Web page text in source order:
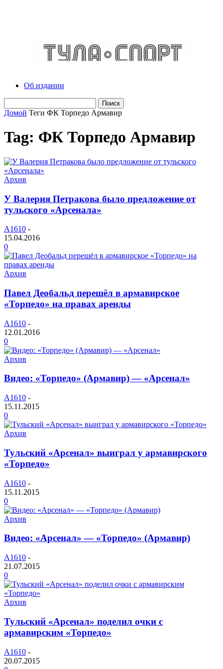
Об издании
Домой Теги ФК Торпедо Армавир
Tag: ФК Торпедо Армавир
Архив
У Валерия Петракова было предложение от
тульского «Арсенала»
A1610 -
15.04.2016
0
Архив
Павел Деобальд перешёл в армавирское
«Торпедо» на правах аренды
A1610 -
12.01.2016
0
Архив
Видео: «Торпедо» (Армавир) — «Арсенал»
A1610 -
15.11.2015
0
Архив
Тульский «Арсенал» выиграл у армавирского
«Торпедо»
A1610 -
15.11.2015
0
Архив
Видео: «Арсенал» — «Торпедо» (Армавир)
A1610 -
21.07.2015
0
Архив
Тульский «Арсенал» поделил очки с
армавирским «Торпедо»
A1610 -
20.07.2015